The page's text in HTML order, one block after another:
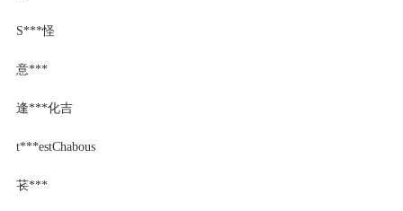
S***怪
意***
逢***化吉
t***estChabous
苌***